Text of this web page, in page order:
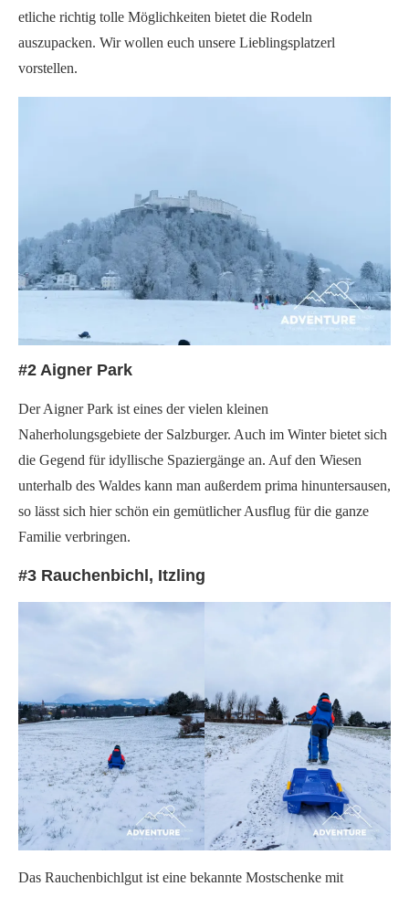
etliche richtig tolle Möglichkeiten bietet die Rodeln
auszupacken. Wir wollen euch unsere Lieblingsplatzerl
vorstellen.
#2 Aigner Park
Der Aigner Park ist eines der vielen kleinen
Naherholungsgebiete der Salzburger. Auch im Winter bietet sich
die Gegend für idyllische Spaziergänge an. Auf den Wiesen
unterhalb des Waldes kann man außerdem prima hinuntersausen,
so lässt sich hier schön ein gemütlicher Ausflug für die ganze
Familie verbringen.
#3 Rauchenbichl, Itzling
Das Rauchenbichlgut ist eine bekannte Mostschenke mit